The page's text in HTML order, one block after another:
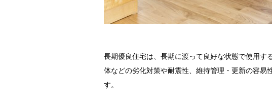
長期優良住宅は、長期に渡って良好な状態で使用す
体などの劣化対策や耐震性、維持管理・更新の容易
す。